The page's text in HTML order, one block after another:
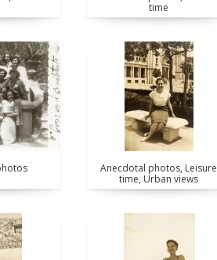
time
Anecdotal photos, Leisure
time, Urban views